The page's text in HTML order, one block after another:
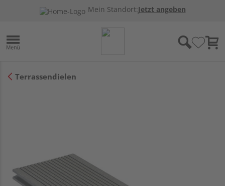
Mein Standort:Jetzt angeben
Terrassendielen